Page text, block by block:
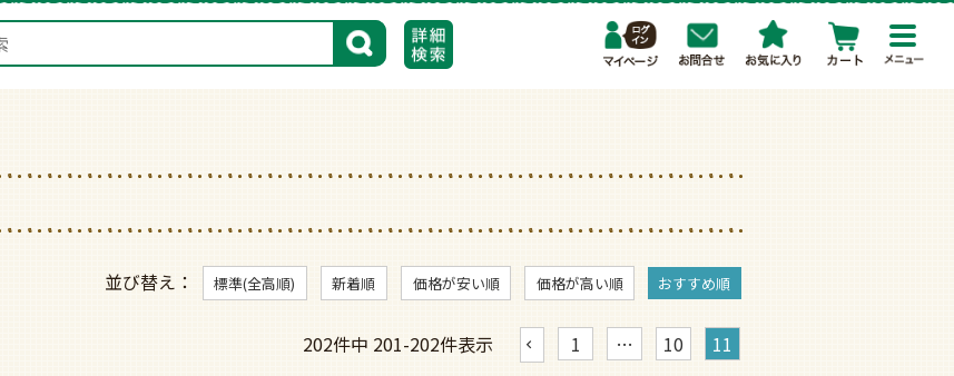
検索
並び替え 標準(全高順) 新着順 価格が安い順 価格が高い順 おすすめ順
202件中 201-202件表示 1 … 10 11